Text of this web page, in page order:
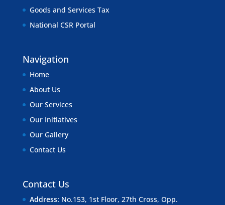
Goods and Services Tax
National CSR Portal
Navigation
Home
About Us
Our Services
Our Initiatives
Our Gallery
Contact Us
Contact Us
No.153, 1st Floor, 27th Cross, Opp.